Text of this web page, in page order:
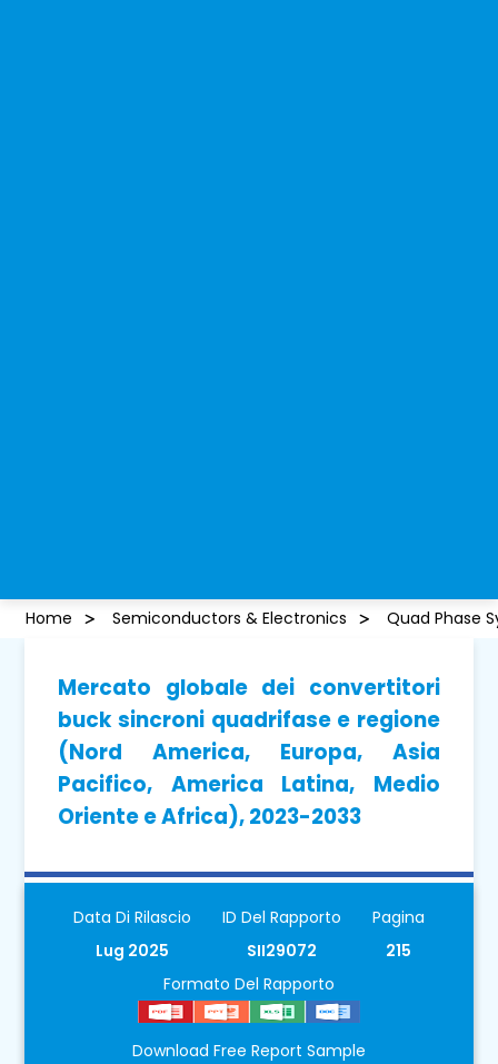
Home Semiconductors & Electronics Quad Phase
Mercato globale dei convertitori
buck sincroni quadrifase e regione
(Nord America, Europa, Asia
Pacifico, America Latina, Medio
Oriente e Africa), 2023-2033
Data Di Rilascio
Lug 2025
ID Del Rapporto
SII29072
Pagina
215
Formato Del Rapporto
Download Free Report Sample